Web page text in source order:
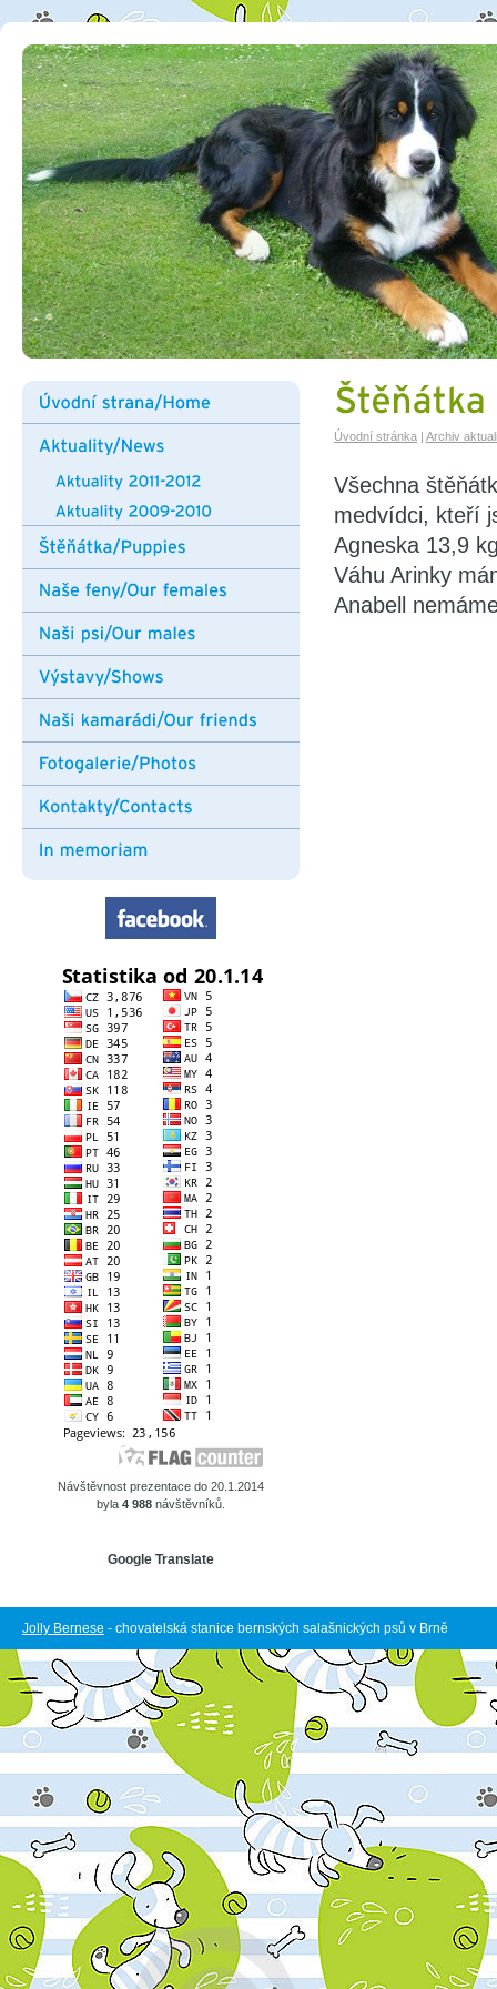
Návštěvnost prezentace do 20.1.2014
byla 4 988 návštěvníků.
Google Translate
Úvodní stránka | Archiv
Všechna
medvídci, kteří
Agneska 13,9
Váhu Arinky
Anabell
Jolly Bernese - chovatelská stanice bernských salašnických psů v Brně